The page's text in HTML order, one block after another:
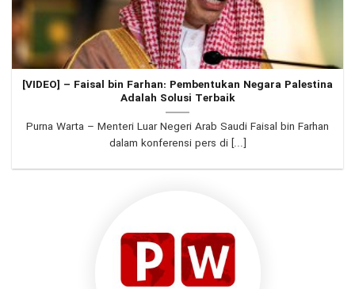
[VIDEO] – Faisal bin Farhan: Pembentukan Negara Palestina
Adalah Solusi Terbaik
Purna Warta – Menteri Luar Negeri Arab Saudi Faisal bin Farhan
dalam konferensi pers di [...]